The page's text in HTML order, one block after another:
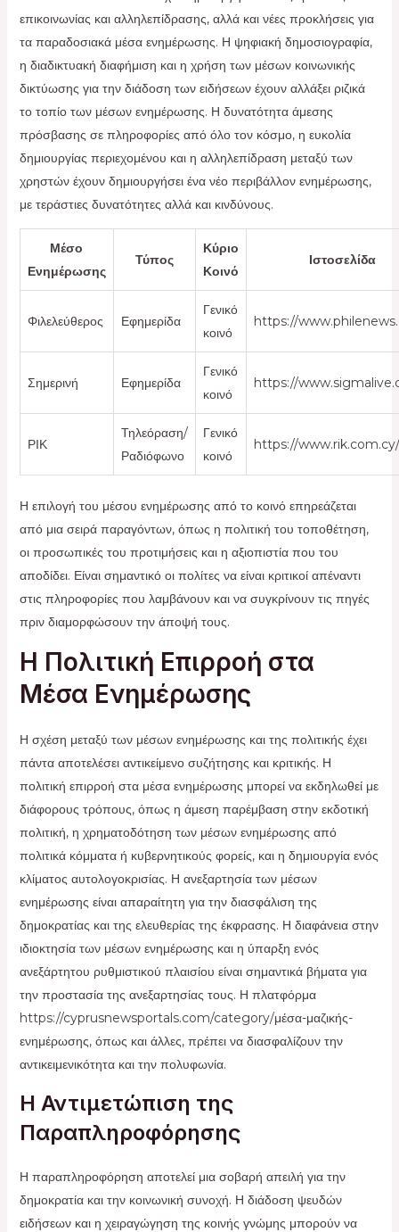
επικοινωνίας και αλληλεπίδρασης, αλλά και νέες προκλήσεις για
τα παραδοσιακά μέσα ενημέρωσης. Η ψηφιακή δημοσιογραφία,
η διαδικτυακή διαφήμιση και η χρήση των μέσων κοινωνικής
δικτύωσης για την διάδοση των ειδήσεων έχουν αλλάξει ριζικά
το τοπίο των μέσων ενημέρωσης. Η δυνατότητα άμεσης
πρόσβασης σε πληροφορίες από όλο τον κόσμο, η ευκολία
δημιουργίας περιεχομένου και η αλληλεπίδραση μεταξύ των
χρηστών έχουν δημιουργήσει ένα νέο περιβάλλον ενημέρωσης,
με τεράστιες δυνατότητες αλλά και κινδύνους.
Μέσο
Ενημέρωσης
Τύπος
Κύριο
Κοινό
Ιστοσελίδα
Φιλελεύθερος Εφημερίδα
Γενικό
κοινό
https://
Σημερινή Εφημερίδα
Γενικό
κοινό
https://
ΡΙΚ
Τηλεόραση/
Ραδιόφωνο
Γενικό
κοινό
https://www.rik.com.cy/
Η επιλογή του μέσου ενημέρωσης από το κοινό επηρεάζεται
από μια σειρά παραγόντων, όπως η πολιτική του τοποθέτηση,
οι προσωπικές του προτιμήσεις και η αξιοπιστία που του
αποδίδει. Είναι σημαντικό οι πολίτες να είναι κριτικοί απέναντι
στις πληροφορίες που λαμβάνουν και να συγκρίνουν τις πηγές
πριν διαμορφώσουν την άποψή τους.
Η Πολιτική Επιρροή στα
Μέσα Ενημέρωσης
Η σχέση μεταξύ των μέσων ενημέρωσης και της πολιτικής έχει
πάντα αποτελέσει αντικείμενο συζήτησης και κριτικής. Η
πολιτική επιρροή στα μέσα ενημέρωσης μπορεί να εκδηλωθεί με
διάφορους τρόπους, όπως η άμεση παρέμβαση στην εκδοτική
πολιτική, η χρηματοδότηση των μέσων ενημέρωσης από
πολιτικά κόμματα ή κυβερνητικούς φορείς, και η δημιουργία ενός
κλίματος αυτολογοκρισίας. Η ανεξαρτησία των μέσων
ενημέρωσης είναι απαραίτητη για την διασφάλιση της
δημοκρατίας και της ελευθερίας της έκφρασης. Η διαφάνεια στην
ιδιοκτησία των μέσων ενημέρωσης και η ύπαρξη ενός
ανεξάρτητου ρυθμιστικού πλαισίου είναι σημαντικά βήματα για
την προστασία της ανεξαρτησίας τους. Η πλατφόρμα
https://cyprusnewsportals.com/category/μέσα-μαζικής-
ενημέρωσης, όπως και άλλες, πρέπει να διασφαλίζουν την
αντικειμενικότητα και την πολυφωνία.
Η Αντιμετώπιση της
Παραπληροφόρησης
Η παραπληροφόρηση αποτελεί μια σοβαρή απειλή για την
δημοκρατία και την κοινωνική συνοχή. Η διάδοση ψευδών
ειδήσεων και η χειραγώγηση της κοινής γνώμης μπορούν να